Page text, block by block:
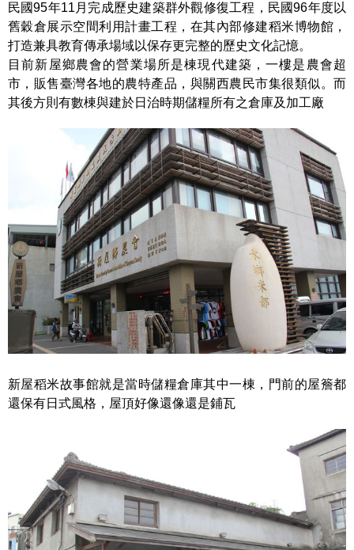
民國95年11月完成歷史建築群外觀修復工程，民國96年度以
舊穀倉展示空間利用計畫工程，在其內部修建稻米博物館，
打造兼具教育傳承場域以保存更完整的歷史文化記憶。
目前新屋鄉農會的營業場所是棟現代建築，一樓是農會超
市，販售臺灣各地的農特產品，與關西農民市集很類似。而
其後方則有數棟與建於日治時期儲糧所有之倉庫及加工廠
新屋稻米故事館就是當時儲糧倉庫其中一棟，門前的屋簷都
還保有日式風格，屋頂好像還像還是鋪瓦